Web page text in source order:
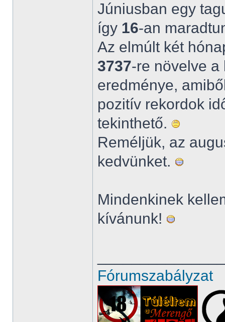
Júniusban egy
így 16-an
Az elmúlt két
3737-re növelve a
eredménye,
pozitív rekordok
tekinthető.
Reméljük, az
kedvünket.
Mindenkinek
kívánunk!
Fórumszabályzat